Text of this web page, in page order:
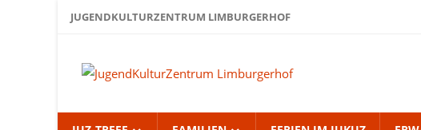
ZumJUGENDKULTURZENTRUM LIMBURGERHOF